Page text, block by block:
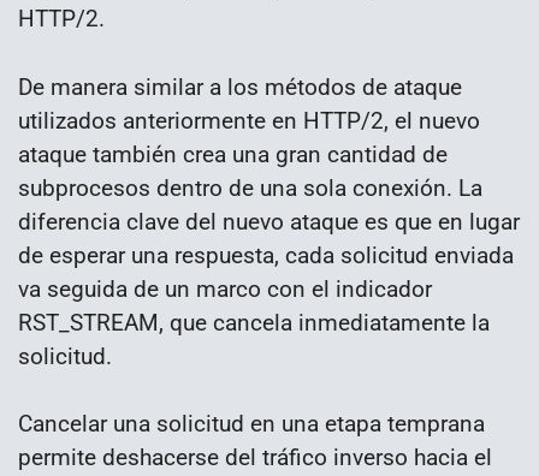
HTTP/2.
De manera similar a los métodos de ataque
utilizados anteriormente en HTTP/2, el nuevo
ataque también crea una gran cantidad de
subprocesos dentro de una sola conexión. La
diferencia clave del nuevo ataque es que en lugar
de esperar una respuesta, cada solicitud enviada
va seguida de un marco con el indicador
RST_STREAM, que cancela inmediatamente la
solicitud.
Cancelar una solicitud en una etapa temprana
permite deshacerse del tráfico inverso hacia el